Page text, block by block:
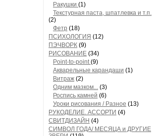
Ракушки (1)
Текстурная паста, шпатлевка и т.п.
(2)
Фетр (18)
ПСИХОЛОГИЯ (12)
ПЭЧВОРК (9)
РИСОВАНИЕ (34)
Point-to-point(9)
Акварельные карандаши (1)
Витраж (2)
Одним мазком... (3)
Роспись камней (6)
Уроки рисования / Разное (13)
РУКОДЕЛИЕ. АССОРТИ (4)
СВИТДИЗАЙН (4)
СИМВОЛ ГОДА/ МЕСЯЦА и ДРУГИЕ